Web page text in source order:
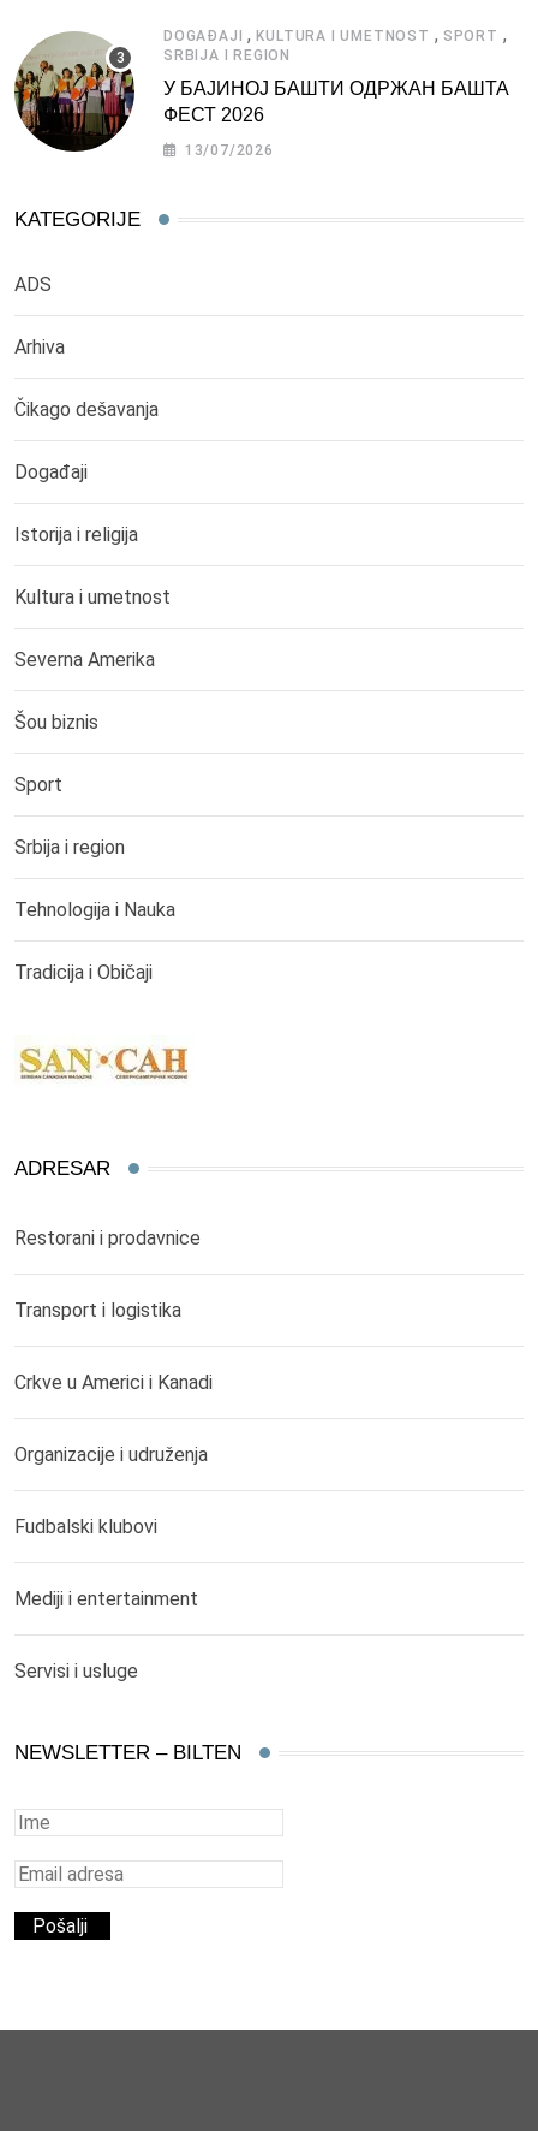
DOGAĐAJI ,KULTURA I UMETNOST , SPORT ,
SRBIJA I REGION
У БАЈИНОЈ БАШТИ ОДРЖАН БАШТА
ФЕСТ 2026
13/07/2026
KATEGORIJE
ADS
Arhiva
Čikago dešavanja
Događaji
Istorija i religija
Kultura i umetnost
Severna Amerika
Šou biznis
Sport
Srbija i region
Tehnologija i Nauka
Tradicija i Običaji
ADRESAR
Restorani i prodavnice
Transport i logistika
Crkve u Americi i Kanadi
Organizacije i udruženja
Fudbalski klubovi
Mediji i entertainment
Servisi i usluge
NEWSLETTER – BILTEN